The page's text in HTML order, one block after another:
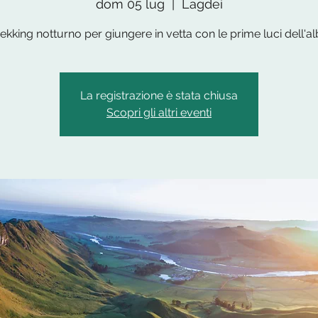
dom 05 lug Lagdei
notturno per giungere in vetta con le prime luci
La registrazione è stata chiusa
Scopri gli altri eventi